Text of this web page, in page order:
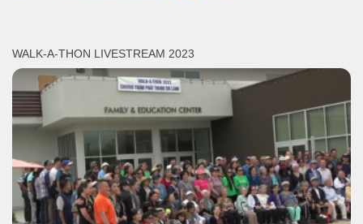
WALK-A-THON LIVESTREAM 2023